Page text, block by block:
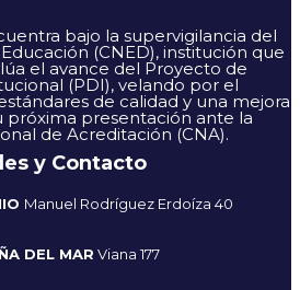
bajo la supervigilancia del
(CNED), institución que
el avance del Proyecto de
(PDI), velando por el
de calidad y una mejora
próxima presentación ante la
de Acreditación (CNA).
y Contacto
Manuel Rodríguez Erdoíza 40
DEL MAR Viana 177